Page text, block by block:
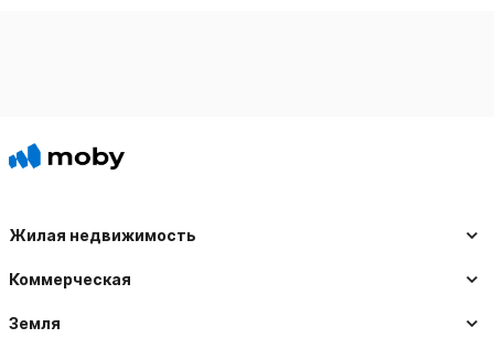
Жилая недвижимость
Коммерческая
Земля